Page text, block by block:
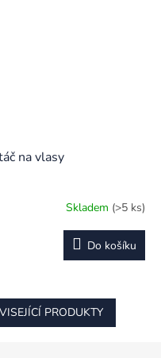
na vlasy
Skladem (>5 ks)
Do košíku
PRODUKTY